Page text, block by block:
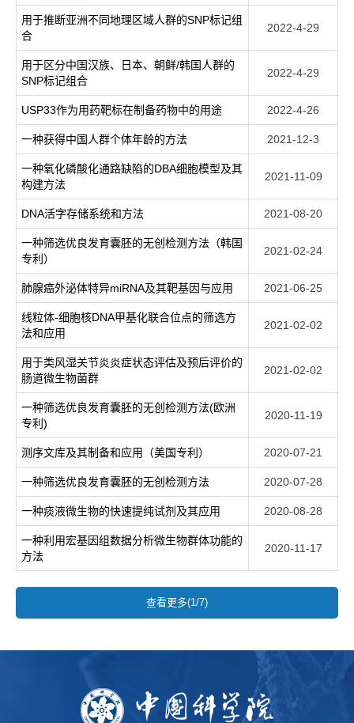
用于推断亚洲不同地理区域人群的SNP标记组
合
2022-4-29
用于区分中国汉族、日本、朝鲜/韩国人群的
SNP标记组合
2022-4-29
USP33作为用药靶标在制备药物中的用途 2022-4-26
一种获得中国人群个体年龄的方法 2021-12-3
一种氧化磷酸化通路缺陷的DBA细胞模型及其
构建方法
2021-11-09
DNA活字存储系统和方法 2021-08-20
一种筛选优良发育囊胚的无创检测方法（韩国
专利）
2021-02-24
肺腺癌外泌体特异miRNA及其靶基因与应用 2021-06-25
线粒体-细胞核DNA甲基化联合位点的筛选方
法和应用
2021-02-02
用于类风湿关节炎炎症状态评估及预后评价的
肠道微生物菌群
2021-02-02
一种筛选优良发育囊胚的无创检测方法(欧洲
专利)
2020-11-19
测序文库及其制备和应用（美国专利） 2020-07-21
一种筛选优良发育囊胚的无创检测方法 2020-07-28
一种痰液微生物的快速提纯试剂及其应用 2020-08-28
一种利用宏基因组数据分析微生物群体功能的
方法
2020-11-17
查看更多(1/7)